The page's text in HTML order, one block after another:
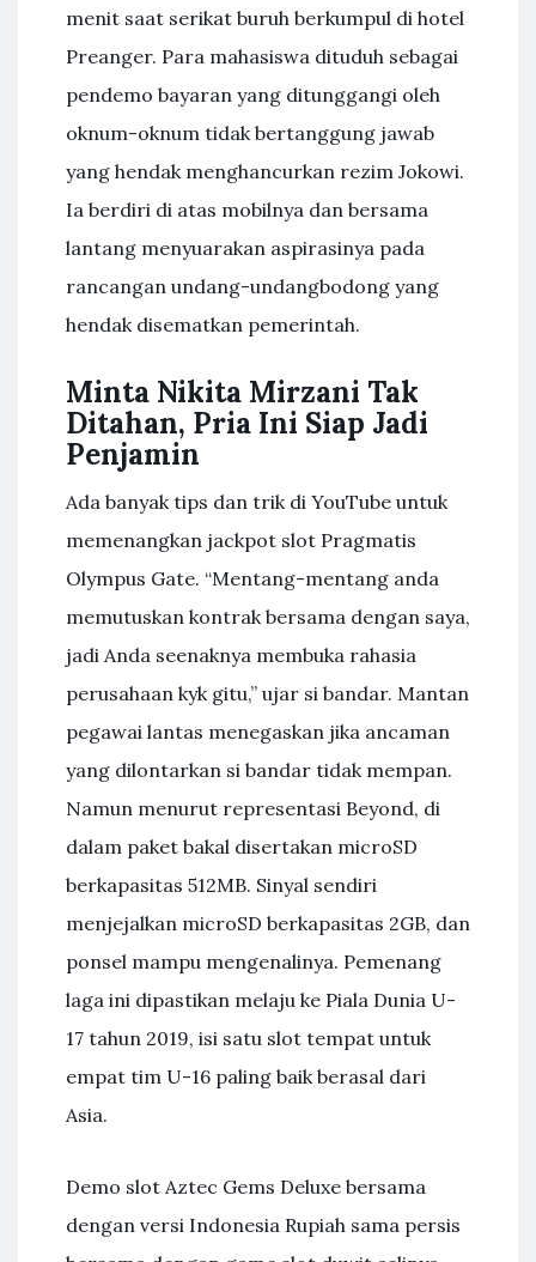
menit saat serikat buruh berkumpul di hotel
Preanger. Para mahasiswa dituduh sebagai
pendemo bayaran yang ditunggangi oleh
oknum-oknum tidak bertanggung jawab
yang hendak menghancurkan rezim Jokowi.
Ia berdiri di atas mobilnya dan bersama
lantang menyuarakan aspirasinya pada
rancangan undang-undangbodong yang
hendak disematkan pemerintah.
Minta Nikita Mirzani Tak
Ditahan, Pria Ini Siap Jadi
Penjamin
Ada banyak tips dan trik di YouTube untuk
memenangkan jackpot slot Pragmatis
Olympus Gate. “Mentang-mentang anda
memutuskan kontrak bersama dengan saya,
jadi Anda seenaknya membuka rahasia
perusahaan kyk gitu,” ujar si bandar. Mantan
pegawai lantas menegaskan jika ancaman
yang dilontarkan si bandar tidak mempan.
Namun menurut representasi Beyond, di
dalam paket bakal disertakan microSD
berkapasitas 512MB. Sinyal sendiri
menjejalkan microSD berkapasitas 2GB, dan
ponsel mampu mengenalinya. Pemenang
laga ini dipastikan melaju ke Piala Dunia U-
17 tahun 2019, isi satu slot tempat untuk
empat tim U-16 paling baik berasal dari
Asia.
Demo slot Aztec Gems Deluxe bersama
dengan versi Indonesia Rupiah sama persis